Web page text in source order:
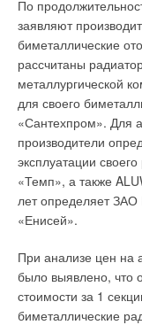
По
заявляют
биметаллические
рассчитаны
металлургической
для своего
«Сантехпром». Для
производители
эксплуатации
«Темп», а также
лет определяет
«Енисей».
При анализе цен на
было выявлено, что
стоимости за 1
биметаллические